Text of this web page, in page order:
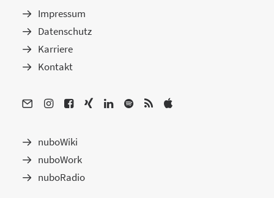
Impressum
Datenschutz
Karriere
Kontakt
nuboWiki
nuboWork
nuboRadio